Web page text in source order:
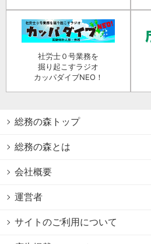
社労士０号業務を
掘り起こすラジオ
カッパダイブNEO！
総務の森トップ
総務の森とは
会社概要
運営者
サイトのご利用について